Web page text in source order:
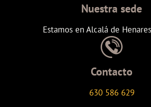
Nuestra sede
Estamos en Alcalá de
Contacto
630 586 629